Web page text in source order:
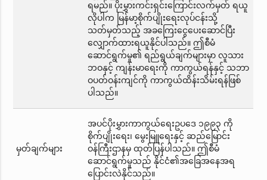
ရမည်။ ပိုးမွှားကင်းရှင်းကြောင်းလက်မှတ် ရယူ
လိုပါက မြန်မာ့စိုက်ပျိုးရေးလုပ်ငန်းသို့
သတ်မှတ်သည့် အခကြေးငွေပေးဆောင်ပြီး
လျှောက်ထားရယူနိုင်ပါသည်။ ဤစီမံ
ဆောင်ရွက်မှု၏ ရည်ရွယ်ချက်များမှာ လူသား
ဘဝနှင့် ကျန်းမာရေးကို ကာကွယ်ရန်နှင့် သဘာ
ဝပတ်ဝန်းကျင်ကို ကာကွယ်ထိန်းသိမ်းရန်ဖြစ်
ပါသည်။
မှတ်ချက်များ
အပင်ပိုးမွှားကာကွယ်ရေးဥပဒေ ၁၉၉၃ ကို
စိုက်ပျိုးရေး၊ မွေးမြူရေးနှင့် ဆည်မြောင်း
ဝန်ကြီးဌာနမှ ထုတ်ပြန်ပါသည်။ ဤစီမံ
ဆောင်ရွက်မှုသည် နိုင်ငံ၏အခြေအနေအရ
ပြောင်းလဲနိုင်သည်။